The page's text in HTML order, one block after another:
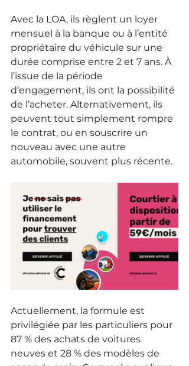
Avec la LOA, ils règlent un loyer
mensuel à la banque ou à l’entité
propriétaire du véhicule sur une
durée comprise entre 2 et 7 ans. À
l’issue de la période
d’engagement, ils ont la possibilité
de l’acheter. Alternativement, ils
peuvent tout simplement rompre
le contrat, ou en souscrire un
nouveau avec une autre
automobile, souvent plus récente.
Actuellement, la formule est
privilégiée par les particuliers pour
87 % des achats de voitures
neuves et 28 % des modèles de